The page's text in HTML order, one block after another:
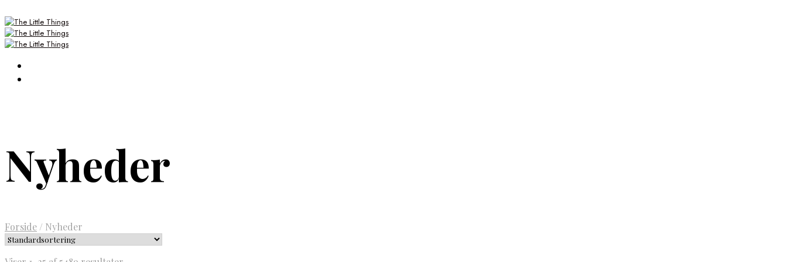
Nyheder
Forside/ Nyheder